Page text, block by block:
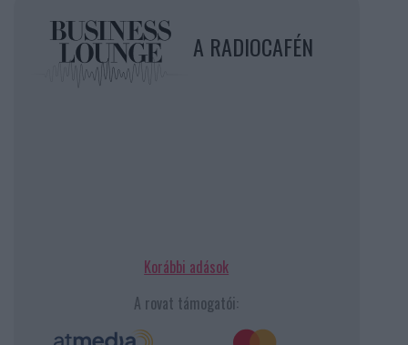
A RADIOCAFÉN
Korábbi adások
A rovat támogatói: